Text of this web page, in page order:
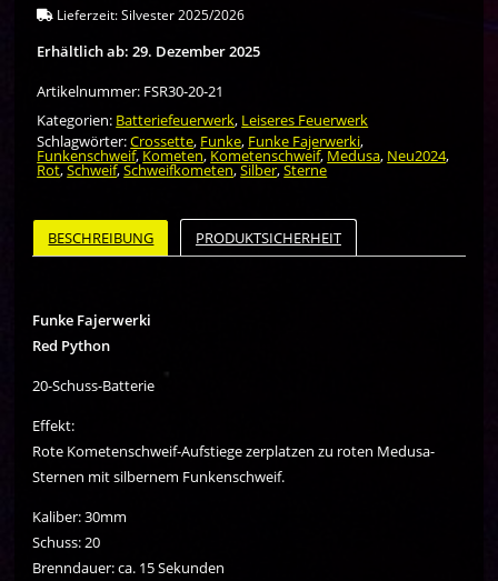
Lieferzeit:Silvester 2025/2026
Erhältlich ab: 29. Dezember 2025
Artikelnummer: FSR30-20-21
Kategorien: Batteriefeuerwerk, Leiseres Feuerwerk
Schlagwörter:Crossette, Funke, Funke Fajerwerki,
Funkenschweif,Kometen,Kometenschweif,Medusa, Neu2024,
Rot,Schweif,Schweifkometen,Silber,Sterne
BESCHREIBUNG PRODUKTSICHERHEIT
Funke Fajerwerki
Red Python
20-Schuss-Batterie
Effekt:
Rote Kometenschweif-Aufstiege zerplatzen zu roten Medusa-
Sternen mit silbernem Funkenschweif.
Kaliber: 30mm
Schuss: 20
Brenndauer: ca. 15 Sekunden